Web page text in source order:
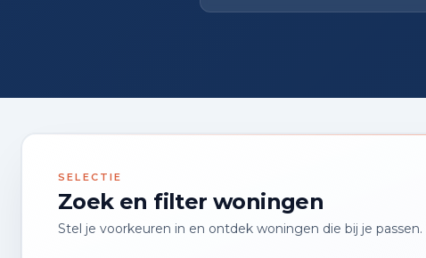
SELECTIE
Zoek en filter woningen
Stel je voorkeuren in en ontdek woningen die bij je passen.